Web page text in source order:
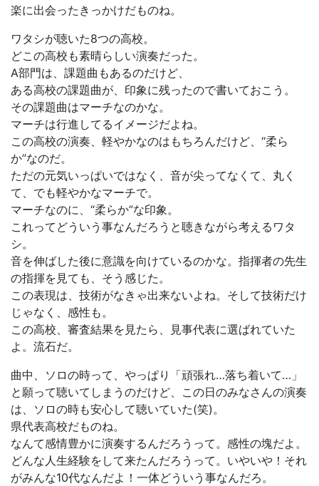
楽に出会ったきっかけだものね。
ワタシが聴いた8つの高校。
どこの高校も素晴らしい演奏だった。
A部門は、課題曲もあるのだけど、
ある高校の課題曲が、印象に残ったので書いておこう。
その課題曲はマーチなのかな。
マーチは行進してるイメージだよね。
この高校の演奏、軽やかなのはもちろんだけど、“柔ら
か”なのだ。
ただの元気いっぱいではなく、音が尖ってなくて、丸く
て、でも軽やかなマーチで。
マーチなのに、“柔らか”な印象。
これってどういう事なんだろうと聴きながら考えるワタ
シ。
音を伸ばした後に意識を向けているのかな。指揮者の先生
の指揮を見ても、そう感じた。
この表現は、技術がなきゃ出来ないよね。そして技術だけ
じゃなく、感性も。
この高校、審査結果を見たら、見事代表に選ばれていた
よ。流石だ。
曲中、ソロの時って、やっぱり「頑張れ…落ち着いて…」
と願って聴いてしまうのだけど、この日のみなさんの演奏
は、ソロの時も安心して聴いていた(笑)。
県代表高校だものね。
なんて感情豊かに演奏するんだろうって。感性の塊だよ。
どんな人生経験をして来たんだろうって。いやいや！それ
がみんな10代なんだよ！一体どういう事なんだろ。